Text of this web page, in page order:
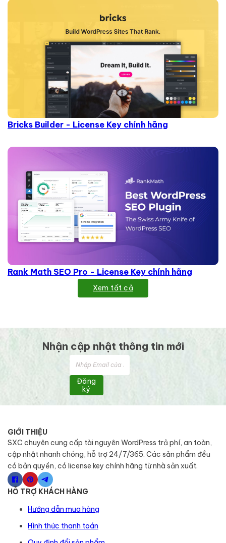
Bricks Builder - License Key chính hãng
Rank Math SEO Pro - License Key chính hãng
Xem tất cả
Nhận cập nhật thông tin mới
Đăng
ký
GIỚI THIỆU
SXC chuyên cung cấp tài nguyên WordPress trả phí, an toàn,
cập nhật nhanh chóng, hỗ trợ 24/7/365. Các sản phẩm đều
có bản quyền, có license key chính hãng từ nhà sản xuất.
HỖ TRỢ KHÁCH HÀNG
Hướng dẫn mua hàng
Hình thức thanh toán